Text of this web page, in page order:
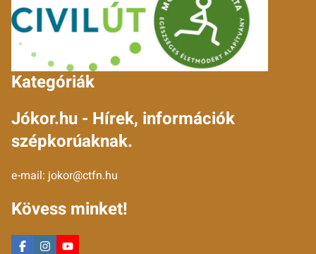
Kategóriák
Jókor.hu - Hírek, információk
szépkorúaknak.
e-mail: jokor@ctfn.hu
Kövess minket!